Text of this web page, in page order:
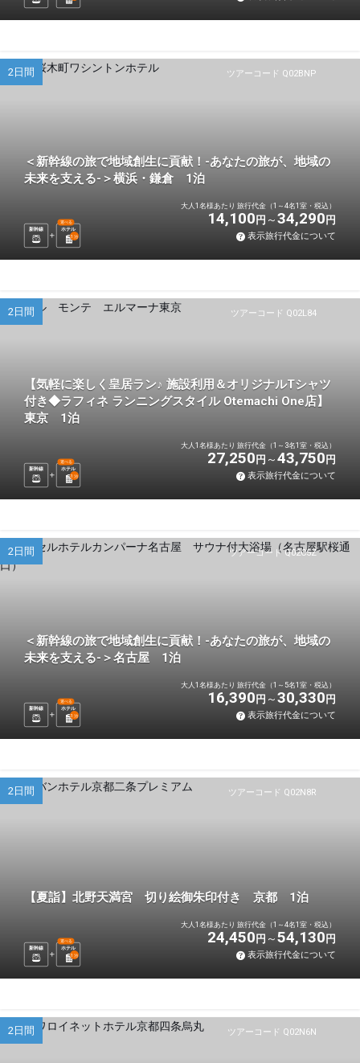
ツアーコード Q02BNP
2日間
＜新幹線の旅で地域創生に貢献！-あなたの旅が、地域の
未来を支える-＞横浜・鎌倉 1泊
新幹線 ホテル
選べる
1 泊
大人1名様あたり 旅行代金（1～4名1室・税込）
14,100 円 34,290 円
表示旅行代金について
ツアーコード Q02L84
2日間
【気軽に楽しく皇居ラン♪ 施設利用＆オリジナルTシャツ
付き◆ラフィネ ランニングスタイル Otemachi One店】
東京 1泊
新幹線 ホテル
選べる
1 泊
大人1名様あたり 旅行代金（1～3名1室・税込）
27,250 円 43,750 円
表示旅行代金について
ツアーコード Q02C5Z
2日間
＜新幹線の旅で地域創生に貢献！-あなたの旅が、地域の
未来を支える-＞名古屋 1泊
新幹線 ホテル
選べる
1 泊
大人1名様あたり 旅行代金（1～5名1室・税込）
16,390 円 30,330 円
表示旅行代金について
ツアーコード Q02N8R
2日間
【夏詣】北野天満宮 切り絵御朱印付き 京都 1泊
新幹線 ホテル
選べる
1 泊
大人1名様あたり 旅行代金（1～4名1室・税込）
24,450 円 54,130 円
表示旅行代金について
ツアーコード Q02N6N
2日間